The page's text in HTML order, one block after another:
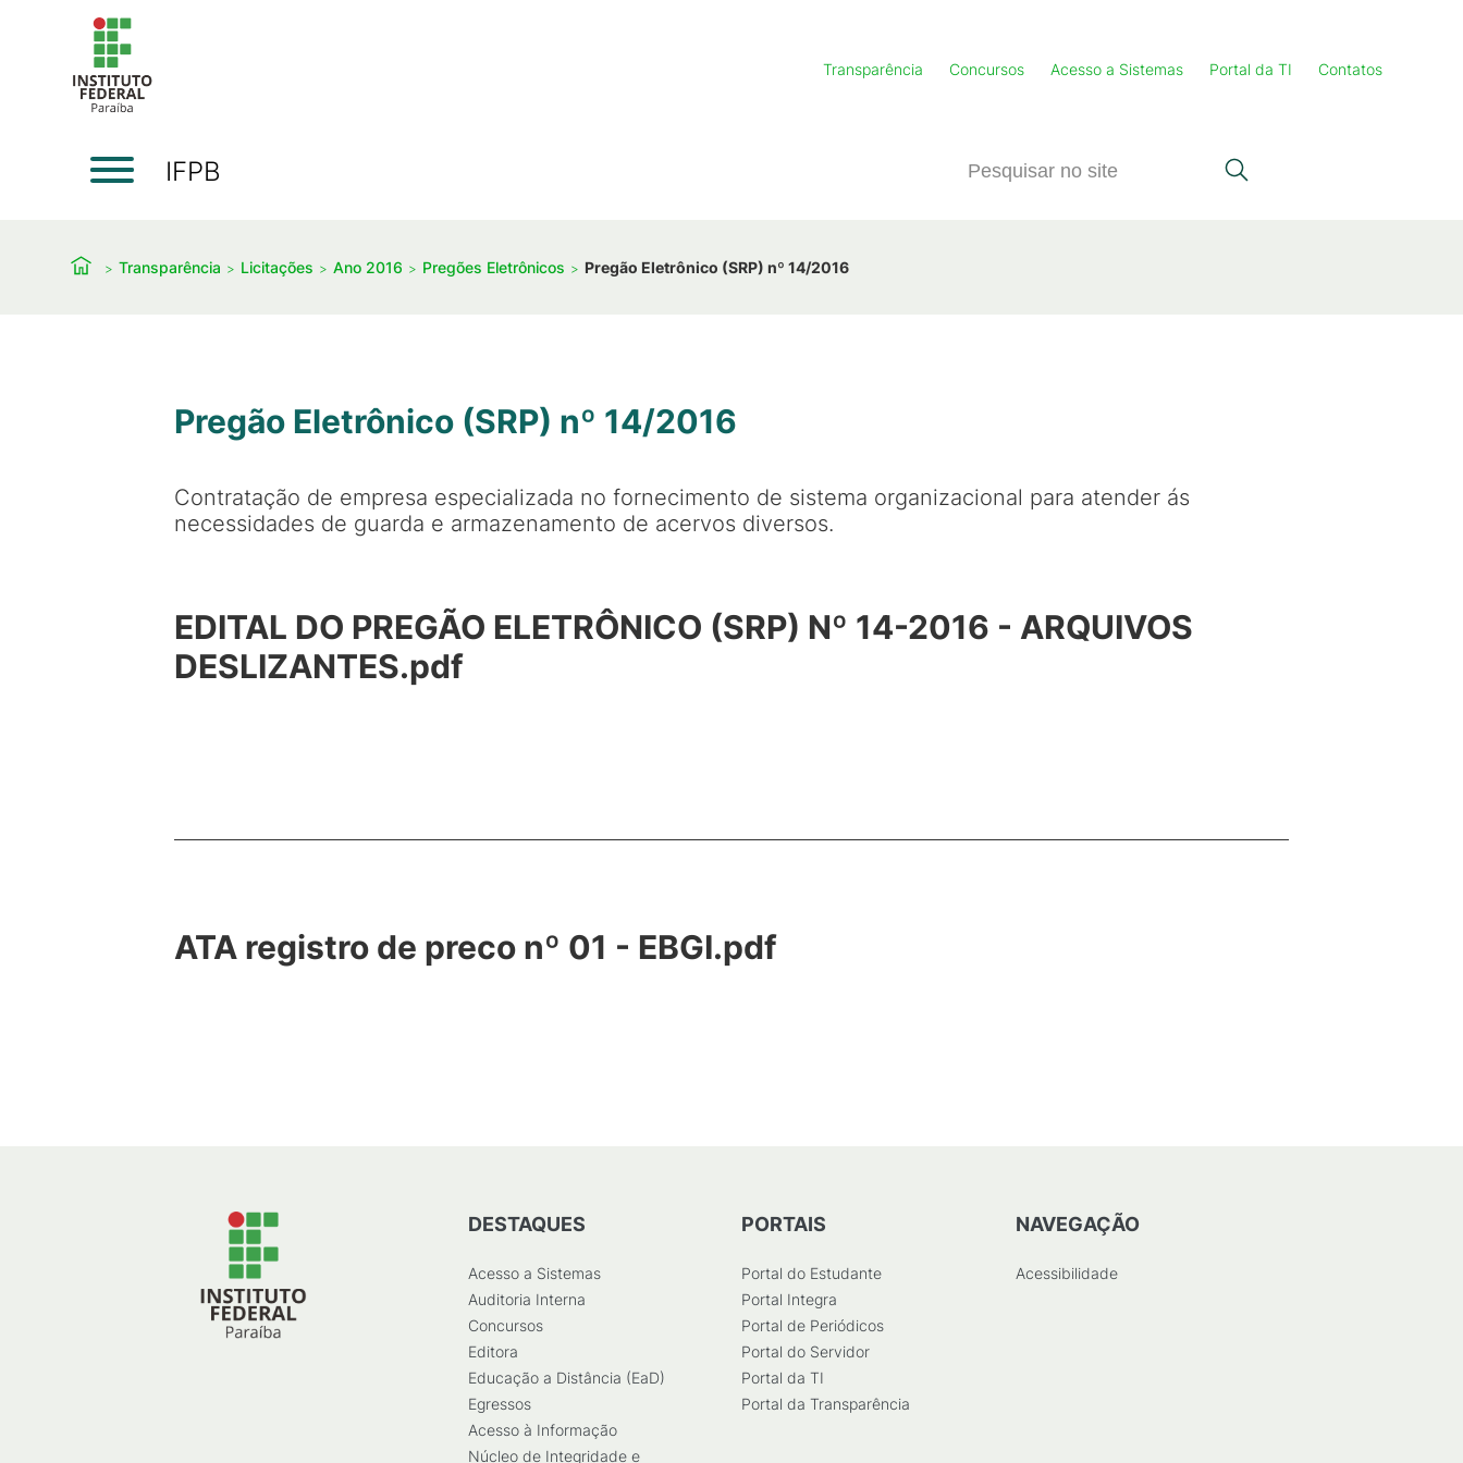
Transparência Concursos Acesso a Sistemas Portal da TI Contatos
IFPB
Transparência Licitações Ano 2016 Pregões Eletrônicos Pregão Eletrônico (SRP) nº 14/2016
Pregão Eletrônico (SRP) nº 14/2016
Contratação de empresa especializada no fornecimento de sistema organizacional para atender ás
necessidades de guarda e armazenamento de acervos diversos.
EDITAL DO PREGÃO ELETRÔNICO (SRP) Nº 14-2016 - ARQUIVOS
DESLIZANTES.pdf
ATA registro de preco nº 01 - EBGI.pdf
DESTAQUES
Acesso a Sistemas
Auditoria Interna
Concursos
Editora
Educação a Distância (EaD)
Egressos
Acesso à Informação
Núcleo de Integridade e
PORTAIS
Portal do Estudante
Portal Integra
Portal de Periódicos
Portal do Servidor
Portal da TI
Portal da Transparência
NAVEGAÇÃO
Acessibilidade